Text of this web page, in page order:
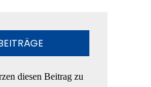
diesen Beitrag zu